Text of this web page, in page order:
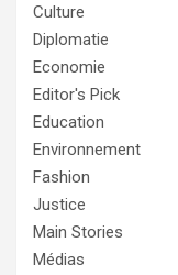
Culture
Diplomatie
Economie
Editor's Pick
Education
Environnement
Fashion
Justice
Main Stories
Médias